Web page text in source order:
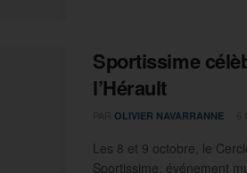
Sportissime
l’Hérault
OLIVIER NAVARRANNE
Les 8 et 9 octobre, le
Sportissime, événement